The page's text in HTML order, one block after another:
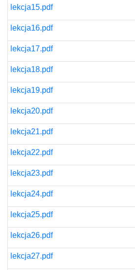
lekcja15.pdf
lekcja16.pdf
lekcja17.pdf
lekcja18.pdf
lekcja19.pdf
lekcja20.pdf
lekcja21.pdf
lekcja22.pdf
lekcja23.pdf
lekcja24.pdf
lekcja25.pdf
lekcja26.pdf
lekcja27.pdf